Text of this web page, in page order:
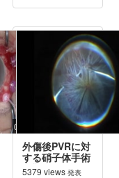
00:01:17
外傷後PVRに対
する硝子体手術
（難症例）
5379 views 発表